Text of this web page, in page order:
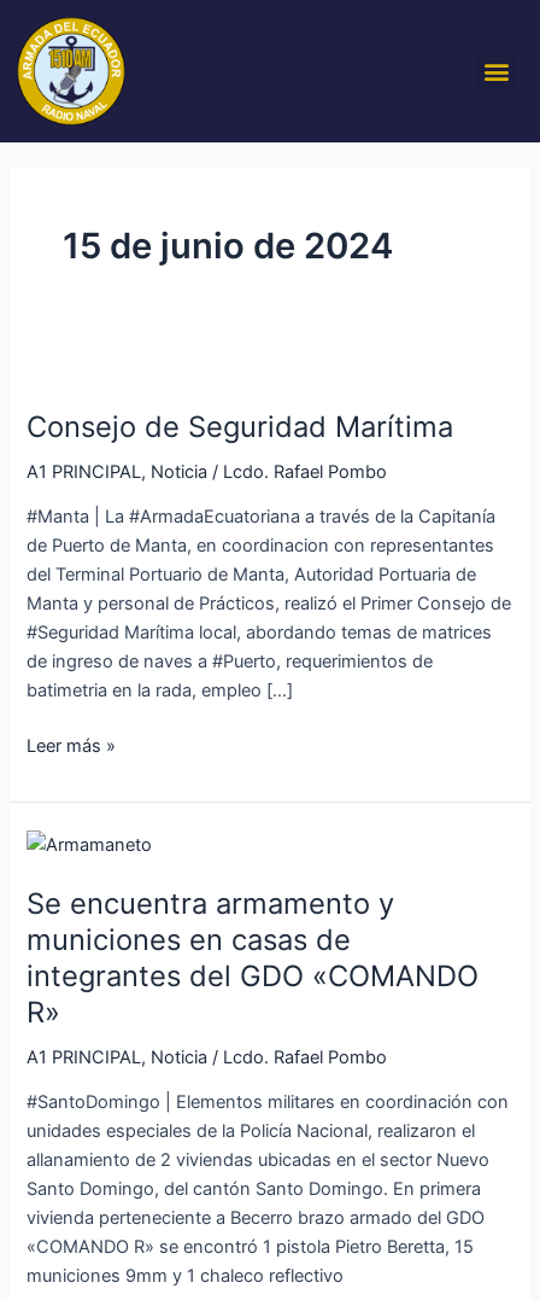
contenido
15 de junio de 2024
Consejo de Seguridad Marítima
A1 PRINCIPAL, Noticia / Lcdo. Rafael Pombo
#Manta | La #ArmadaEcuatoriana a través de la Capitanía
de Puerto de Manta, en coordinacion con representantes
del Terminal Portuario de Manta, Autoridad Portuaria de
Manta y personal de Prácticos, realizó el Primer Consejo de
#Seguridad Marítima local, abordando temas de matrices
de ingreso de naves a #Puerto, requerimientos de
batimetria en la rada, empleo […]
Seguridad
Leer más »
Se encuentra armamento y
municiones en casas de
integrantes del GDO «COMANDO
R»
A1 PRINCIPAL, Noticia / Lcdo. Rafael Pombo
#SantoDomingo | Elementos militares en coordinación con
unidades especiales de la Policía Nacional, realizaron el
allanamiento de 2 viviendas ubicadas en el sector Nuevo
Santo Domingo, del cantón Santo Domingo. En primera
vivienda perteneciente a Becerro brazo armado del GDO
«COMANDO R» se encontró 1 pistola Pietro Beretta, 15
municiones 9mm y 1 chaleco reflectivo
Se
armamento
y
municiones
en
casas
de
del
GDO
«COMANDO
R»